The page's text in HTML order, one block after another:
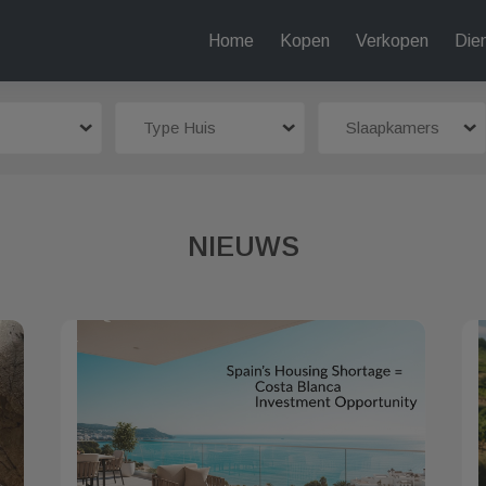
Home Kopen Verkopen
Type Huis Slaapkamers
NIEUWS